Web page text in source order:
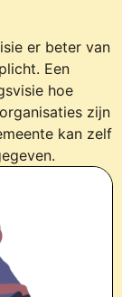
er beter van
Een
hoe
zijn
kan zelf